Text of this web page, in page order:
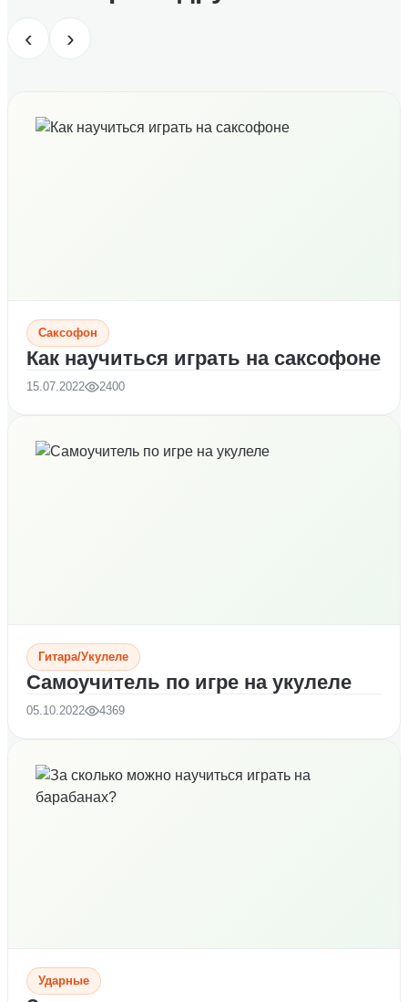
‹ ›
Саксофон
Как научиться играть на саксофоне
15.07.2022 2400
Гитара/Укулеле
Самоучитель по игре на укулеле
05.10.2022 4369
Ударные